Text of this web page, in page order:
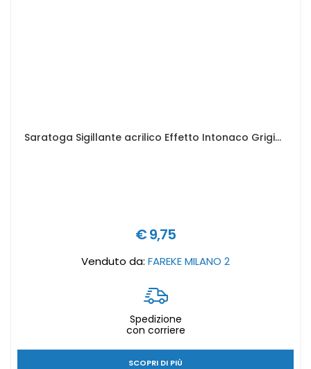
Saratoga Sigillante acrilico Effetto Intonaco Grigio - Art.85201002
€ 9,75
Venduto da: FAREKE MILANO 2
Spedizione
con corriere
SCOPRI DI PIÙ